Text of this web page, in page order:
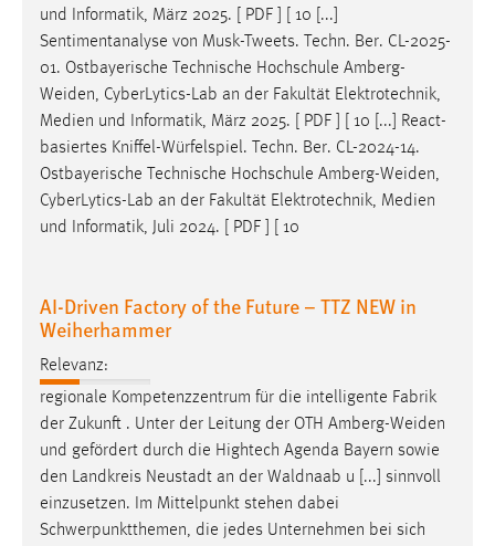
und Informatik, März 2025. [ PDF ] [ 10 [...]
Sentimentanalyse von Musk-Tweets. Techn. Ber. CL-2025-
01. Ostbayerische Technische Hochschule Amberg-
Weiden, CyberLytics-Lab an der Fakultät Elektrotechnik,
Medien und Informatik, März 2025. [ PDF ] [ 10 [...] React-
basiertes Kniffel-Würfelspiel. Techn. Ber. CL-2024-14.
Ostbayerische Technische Hochschule Amberg-Weiden,
CyberLytics-Lab an der Fakultät Elektrotechnik, Medien
und Informatik, Juli 2024. [ PDF ] [ 10
AI-Driven Factory of the Future – TTZ NEW in
Weiherhammer
Relevanz:
regionale Kompetenzzentrum für die intelligente Fabrik
der Zukunft . Unter der Leitung der OTH Amberg-Weiden
und gefördert durch die Hightech Agenda Bayern sowie
den Landkreis Neustadt an der Waldnaab u [...] sinnvoll
einzusetzen. Im Mittelpunkt stehen dabei
Schwerpunktthemen, die jedes Unternehmen bei sich